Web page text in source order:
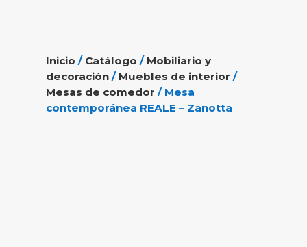
Inicio / Catálogo / Mobiliario y
decoración / Muebles de interior /
Mesas de comedor / Mesa
contemporánea REALE – Zanotta